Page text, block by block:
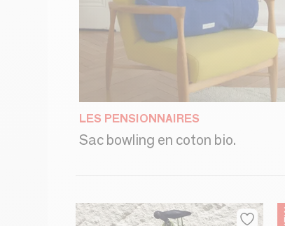
LES PENSIONNAIRES
Sac bowling en coton bio.